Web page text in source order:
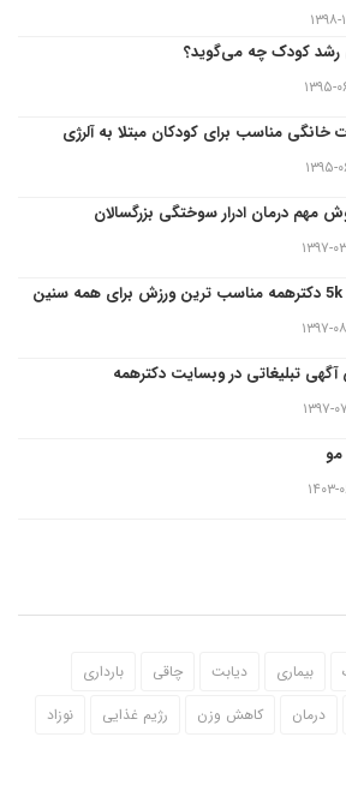
۱۱-۱۹
رشد کودک چه می‌گوید؟
۰۶-۱۲
خانگی مناسب برای کودکان مبتلا به آلرژی
۰۶-۱۹
مهم درمان ادرار سوختگی بزرگسالان
۰۳-۲۶
۰۸-۳۰
تبلیغاتی در وبسایت دکترهمه
۰۷-۰۶
۰۶-۱۱
بیماری دیابت چاقی
بارداری
درمان کاهش وزن رژیم غذایی
نوزاد